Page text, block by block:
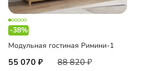
-38%
Модульная гостиная Римини-1
55 070 88 820